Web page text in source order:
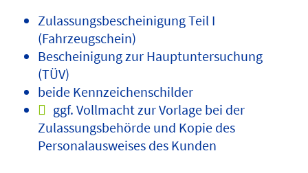
Zulassungsbescheinigung Teil I
(Fahrzeugschein)
Bescheinigung zur Hauptuntersuchung
(TÜV)
beide Kennzeichenschilder
ggf. Vollmacht zur Vorlage bei der
Zulassungsbehörde und Kopie des
Personalausweises des Kunden